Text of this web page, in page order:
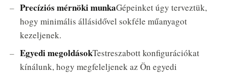
Precíziós mérnöki munkaGépeinket úgy terveztük,
hogy minimális állásidővel sokféle műanyagot
kezeljenek.
Egyedi megoldásokTestreszabott konfigurációkat
kínálunk, hogy megfeleljenek az Ön egyedi